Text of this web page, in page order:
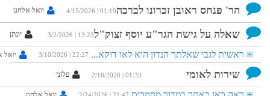
יואל אלחנן 4/15/2026 | 01:19זכרונו לברכה
יונתן 3/2/2026 | 13:23 הגר"ע יוסף זצוק"ל
יואל אלחנן 3/10/2026 | 22:27 הנדון הוא לאו דוקא...
פלוני 2/16/2026 | 01:33